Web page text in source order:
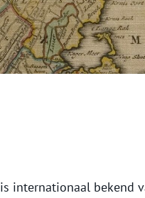
is internationaal bekend